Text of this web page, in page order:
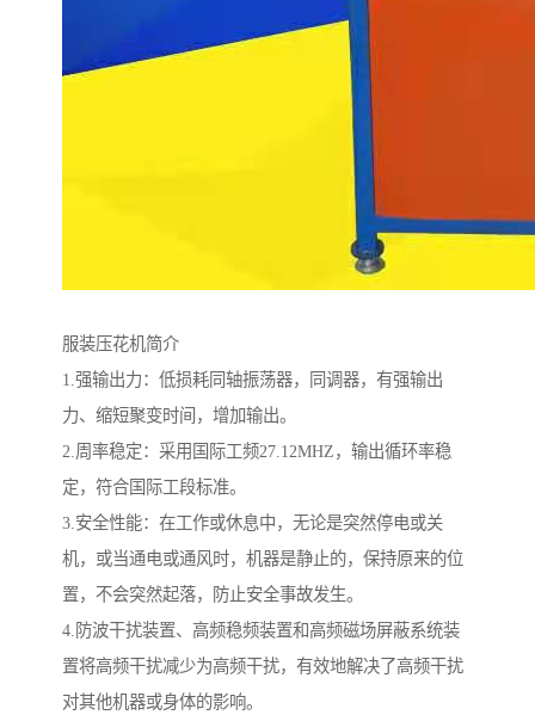
服装压花机简介
1.强输出力：低损耗同轴振荡器，同调器，有强输出
力、缩短聚变时间，增加输出。
2.周率稳定：采用国际工频27.12MHZ，输出循环率稳
定，符合国际工段标准。
3.安全性能：在工作或休息中，无论是突然停电或关
机，或当通电或通风时，机器是静止的，保持原来的位
置，不会突然起落，防止安全事故发生。
4.防波干扰装置、高频稳频装置和高频磁场屏蔽系统装
置将高频干扰减少为高频干扰，有效地解决了高频干扰
对其他机器或身体的影响。